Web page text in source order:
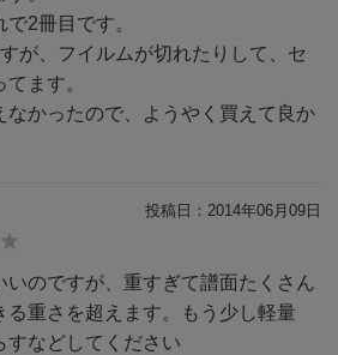
2冊目です。
が、フイルムが切れたりして、セ
ます。
なかったので、ようやく買えて良か
投稿日： 2014年06月09日
いのですが、重すぎて譜面たくさん
る重さを超えます。もう少し軽量
すなどしてください